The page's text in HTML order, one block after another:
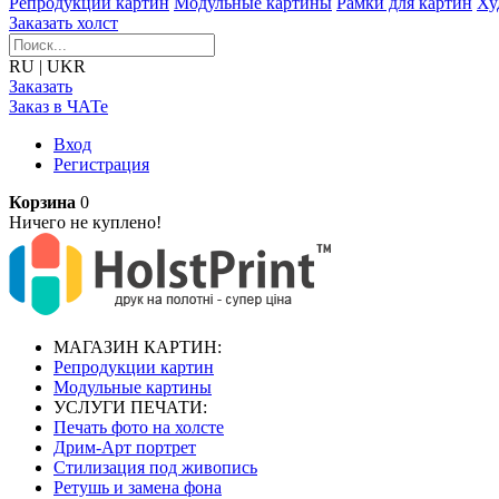
Заказать холст
RU | UKR
Заказать
Заказ в ЧАТе
Вход
Регистрация
Корзина 0
Ничего не куплено!
МАГАЗИН КАРТИН:
Репродукции картин
Модульные картины
УСЛУГИ ПЕЧАТИ:
Печать фото на холсте
Дрим-Арт портрет
Стилизация под живопись
Ретушь и замена фона